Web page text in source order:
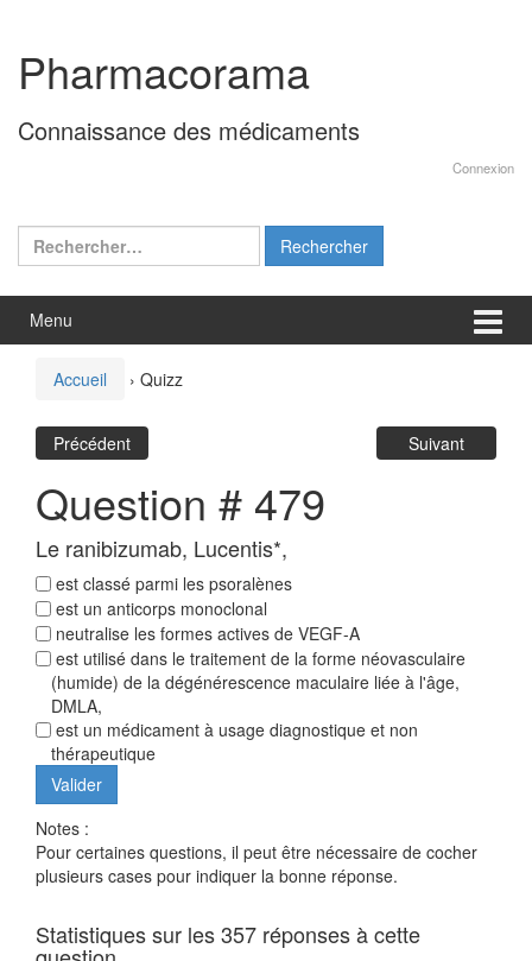
contenu
menu
principal
Pharmacorama
Connaissance des médicaments
Connexion
Rechercher :
Menu
Accueil › Quizz
Précédent Suivant
Question # 479
Le ranibizumab, Lucentis*,
est classé parmi les psoralènes
est un anticorps monoclonal
neutralise les formes actives de VEGF-A
est utilisé dans le traitement de la forme néovasculaire
(humide) de la dégénérescence maculaire liée à l'âge,
DMLA,
est un médicament à usage diagnostique et non
thérapeutique
Notes :
Pour certaines questions, il peut être nécessaire de cocher
plusieurs cases pour indiquer la bonne réponse.
Statistiques sur les 357 réponses à cette